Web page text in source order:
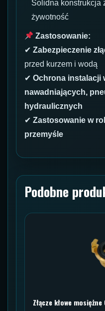
Solidna konstrukcja
żywotność
Zastosowanie:
✔ Zabezpieczenie
przed kurzem i wodą
✔ Ochrona instalacji
nawadniających,
hydraulicznych
✔ Zastosowanie w
przemyśle
Podobne
Złącze kłowe mosiężne